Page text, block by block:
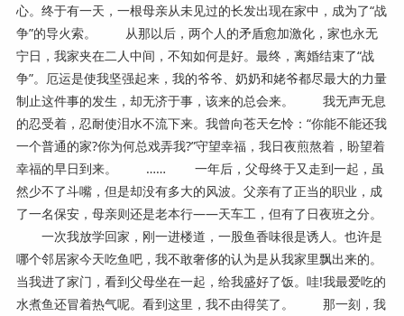
心。终于有一天，一根母亲从未见过的长发出现在家中，成为了“战
争”的导火索。 从那以后，两个人的矛盾愈加激化，家也永无
宁日，我家夹在二人中间，不知如何是好。最终，离婚结束了“战
争”。厄运是使我坚强起来，我的爷爷、奶奶和姥爷都尽最大的力量
制止这件事的发生，却无济于事，该来的总会来。 我无声无息
的忍受着，忍耐使泪水不流下来。我曾向苍天乞怜：“你能不能还我
一个普通的家?你为何总戏弄我?”守望幸福，我日夜煎熬着，盼望着
幸福的早日到来。 …… 一年后，父母终于又走到一起，虽
然少不了斗嘴，但是却没有多大的风波。父亲有了正当的职业，成
了一名保安，母亲则还是老本行——天车工，但有了日夜班之分。
一次我放学回家，刚一进楼道，一股鱼香味很是诱人。也许是
哪个邻居家今天吃鱼吧，我不敢奢侈的认为是从我家里飘出来的。
当我进了家门，看到父母坐在一起，给我盛好了饭。哇!我最爱吃的
水煮鱼还冒着热气呢。看到这里，我不由得笑了。 那一刻，我